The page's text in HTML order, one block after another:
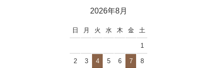
2026年8月
日 月 火 水 木 金 土
1
2 3 4 5 6 7 8